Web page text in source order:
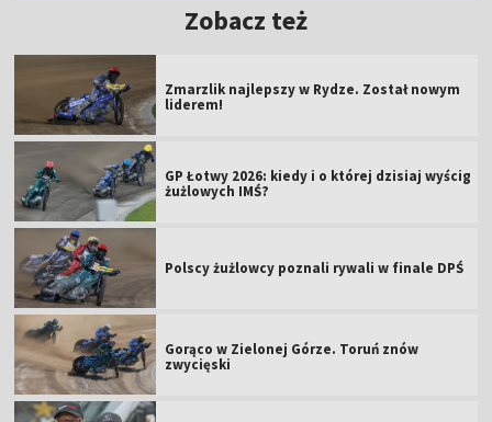
Zobacz też
Zmarzlik najlepszy w Rydze. Został nowym
liderem!
GP Łotwy 2026: kiedy i o której dzisiaj wyścig
żużlowych IMŚ?
Polscy żużlowcy poznali rywali w finale DPŚ
Gorąco w Zielonej Górze. Toruń znów
zwycięski